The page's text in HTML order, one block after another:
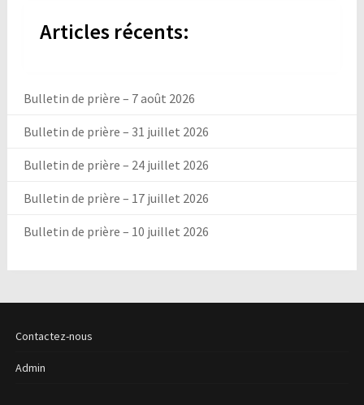
Articles récents:
Bulletin de prière – 7 août 2026
Bulletin de prière – 31 juillet 2026
Bulletin de prière – 24 juillet 2026
Bulletin de prière – 17 juillet 2026
Bulletin de prière – 10 juillet 2026
Contactez-nous
Admin